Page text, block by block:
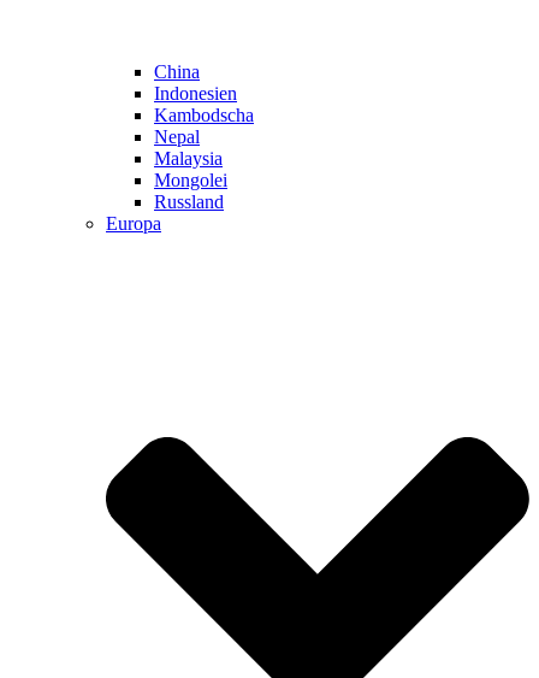
China
Indonesien
Kambodscha
Nepal
Malaysia
Mongolei
Russland
Europa